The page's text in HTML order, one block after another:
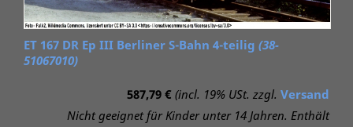
ET 167 DR Ep III Berliner S-Bahn 4-teilig (38-
51067010)
587,79 € (incl. 19% USt. zzgl. Versand
Nicht geeignet für Kinder unter 14 Jahren. Enthält